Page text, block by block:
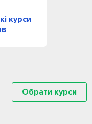
курси
Обрати курси